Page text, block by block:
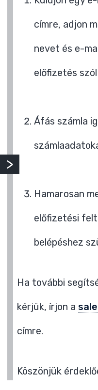
címre, adjon
nevet és e-
előfizetés szól
Áfás számla
Hamarosan
előfizetési
belépéshez
Ha további
kérjük, írjon a
címre.
Köszönjük